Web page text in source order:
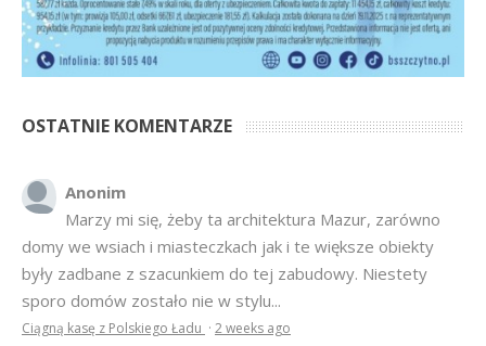
OSTATNIE KOMENTARZE
Anonim
Marzy mi się, żeby ta architektura Mazur, zarówno
domy we wsiach i miasteczkach jak i te większe obiekty
były zadbane z szacunkiem do tej zabudowy. Niestety
sporo domów zostało nie w stylu...
Ciągną kasę z Polskiego Ładu · 2 weeks ago